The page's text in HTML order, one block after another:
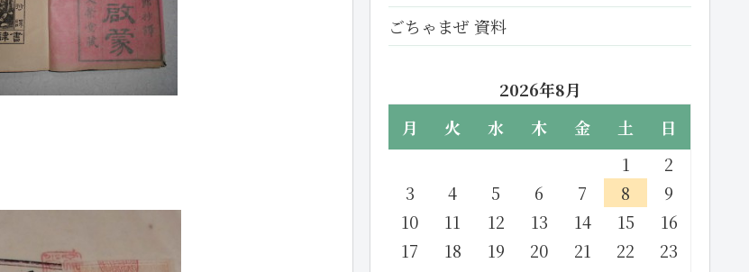
ごちゃまぜ 資料
2026年8月
月
火 水 木 金 土
日
1
2
3
4 5 6 7 8
9
10
11 12 13 14 15
16
17
18 19 20 21 22
23